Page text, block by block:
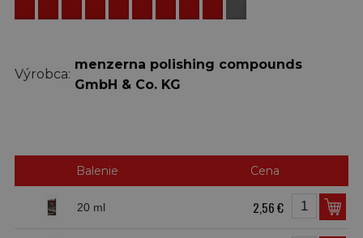
Výrobca:
menzerna polishing compounds
GmbH & Co. KG
Balenie Cena
20 ml 2,56 €